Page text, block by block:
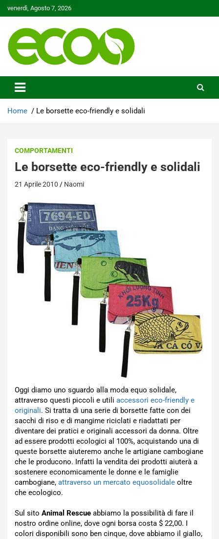
to
venerdì, Agosto 7, 2026
Ecoo.it
Home Le borsette eco-friendly e solidali
COMPORTAMENTI
Le borsette eco-friendly e solidali
21 Aprile 2010 Naomi
Oggi diamo uno sguardo alla moda equo solidale,
attraverso questi piccoli e utili accessori eco-friendly e
originali. Si tratta di una serie di borsette fatte con dei
sacchi di riso e di mangime riciclati e riadattati per
diventare dei pratici e originali accessori da donna. Oltre
ad essere prodotti ecologici al 100%, acquistando una di
queste borsette aiuteremo anche le artigiane cambogiane
che le producono. Infatti la vendita dei prodotti aiuterà a
sostenere economicamente le donne e le famiglie
cambogiane, attraverso un mercato equosolidale oltre
che ecologico.
Sul sito Animal Rescue abbiamo la possibilità di fare il
nostro ordine online, dove ogni borsa costa $ 22,00. I
colori disponibili sono ben cinque, dove abbiamo il giallo,